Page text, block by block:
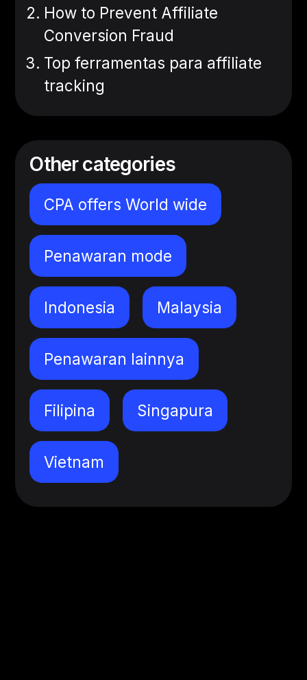
How to Prevent Affiliate
Conversion Fraud
Top ferramentas para affiliate
tracking
Other categories
CPA offers World wide
Penawaran mode
Indonesia Malaysia
Penawaran lainnya
Filipina Singapura
Vietnam